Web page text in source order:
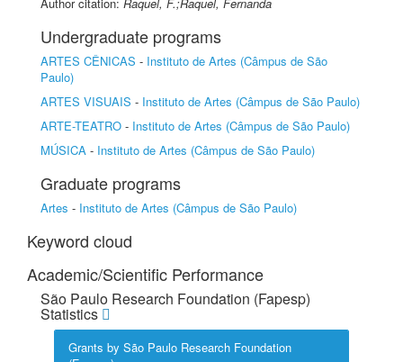
Undergraduate programs
ARTES CÊNICAS - Instituto de Artes (Câmpus de São
Paulo)
ARTES VISUAIS - Instituto de Artes (Câmpus de São Paulo)
ARTE-TEATRO - Instituto de Artes (Câmpus de São Paulo)
MÚSICA - Instituto de Artes (Câmpus de São Paulo)
Graduate programs
Artes - Instituto de Artes (Câmpus de São Paulo)
Keyword cloud
Academic/Scientific Performance
São Paulo Research Foundation (Fapesp)
Statistics
Grants by São Paulo Research Foundation